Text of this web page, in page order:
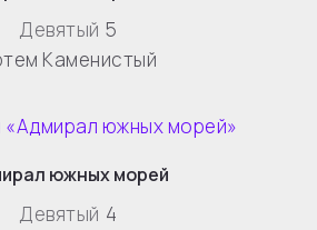
Девятый 5
Каменистый
южных морей
Девятый 4